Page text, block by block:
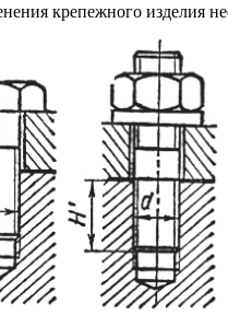
крепежного изделия